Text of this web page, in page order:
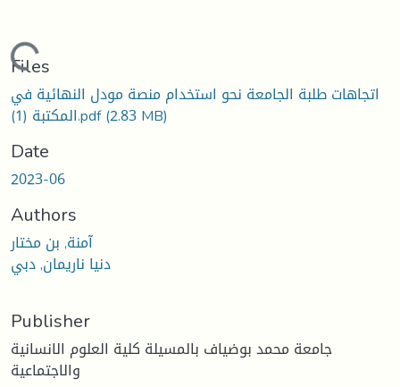
Loading...
Files
اتجاهات طلبة الجامعة نحو استخدام منصة مودل النهائية في
المكتبة (1).pdf(2.83 MB)
Date
2023-06
Authors
آمنة, بن مختار
دنيا ناريمان, دبي
Publisher
جامعة محمد بوضياف بالمسيلة كلية العلوم الانسانية
والاجتماعية